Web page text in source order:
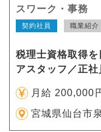
スワーク・事務
契約社員 職業紹介
税理士資格取得
アスタッフ／正
月給 200,000
宮城県仙台市